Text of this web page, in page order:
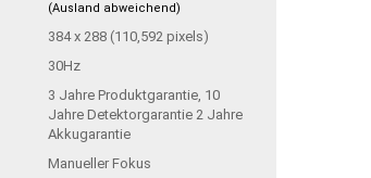
(Ausland abweichend)
384 x 288 (110,592 pixels)
30Hz
3 Jahre Produktgarantie, 10
Jahre Detektorgarantie 2 Jahre
Akkugarantie
Manueller Fokus